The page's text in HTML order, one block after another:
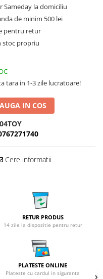
Sameday la domiciliu
de minim 500 lei
pentru retur
stoc propriu
tara in 1-3 zile lucratoare!
IN COS
Cere informatii
RETUR PRODUS
14 zile la dispozitie pentru retur
PLATESTE ONLINE
Plateste cu cardul in siguranta